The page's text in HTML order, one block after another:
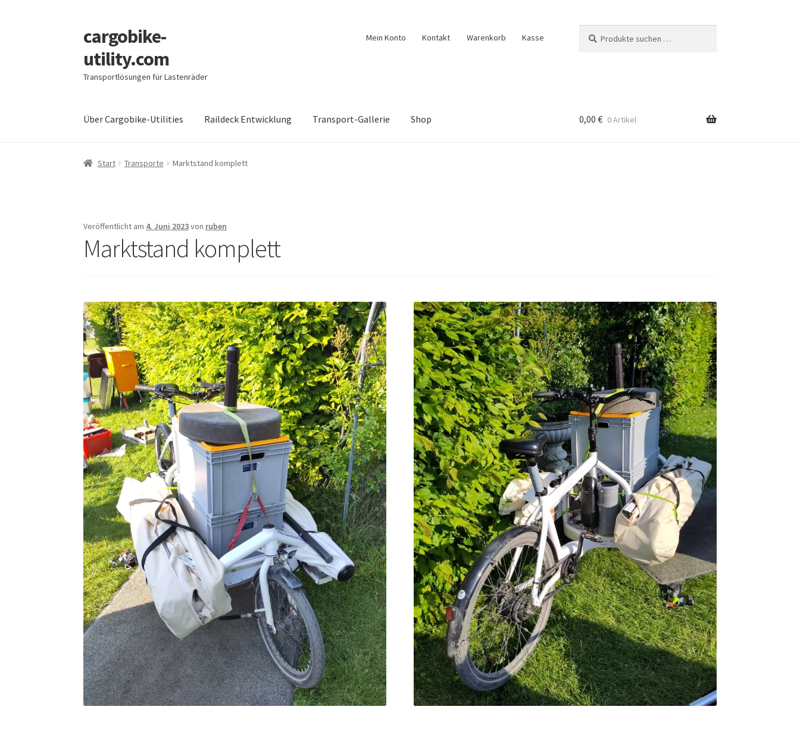
Zur
Navigation
springen
Zum
Inhalt
springen
cargobike-
utility.com
Transportlösungen für Lastenräder
Mein Konto Kontakt Warenkorb Kasse
nach:
Über Cargobike-Utilities Raildeck Entwicklung Transport-Gallerie Shop 0,00 € 0 Artikel
Start Transporte Marktstand komplett
Veröffentlicht am 4. Juni 2023von ruben
Marktstand komplett